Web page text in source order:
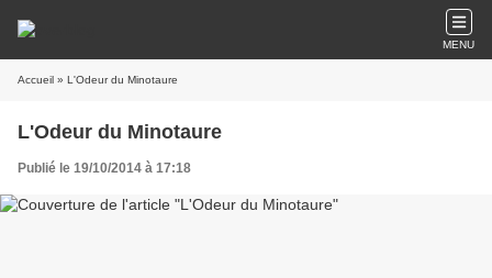
MENU
Accueil » L'Odeur du Minotaure
L'Odeur du Minotaure
Publié le 19/10/2014 à 17:18